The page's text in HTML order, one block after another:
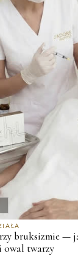
bruksizmie —
owal twarzy